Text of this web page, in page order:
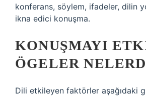
konferans, söylem, ifadeler, dilin
ikna edici konuşma.
KONUŞMAYI
ÖGELER
Dili etkileyen faktörler aşağıdaki